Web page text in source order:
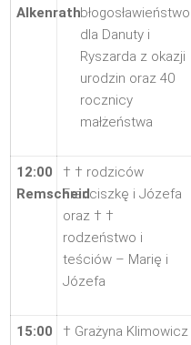
Alkenrathbłogosławieństwo
dla Danuty i
Ryszarda z okazji
urodzin oraz 40
rocznicy
małżeństwa
12:00
Remscheid
† † rodziców
Franciszkę i Józefa
oraz † †
rodzeństwo i
teściów – Marię i
Józefa
15:00
† Grażyna Klimowicz